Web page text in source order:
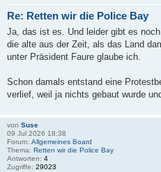
Re: Retten wir die Police Bay
Ja, das ist es. Und leider gibt es
die alte aus der Zeit, als das Land
unter Präsident Faure glaube ich.
Schon damals entstand eine
verlief, weil ja nichts gebaut wurde
von Suse
09 Jul 2026 18:38
Forum: Allgemeines Board
Thema: Retten wir die Police Bay
Antworten: 4
Zugriffe: 29023